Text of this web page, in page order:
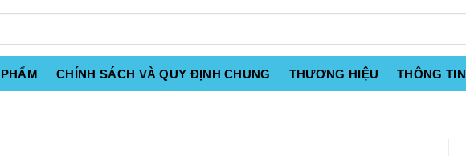
CHÍNH SÁCH VÀ QUY ĐỊNH CHUNG THƯƠNG HIỆU THÔNG TIN